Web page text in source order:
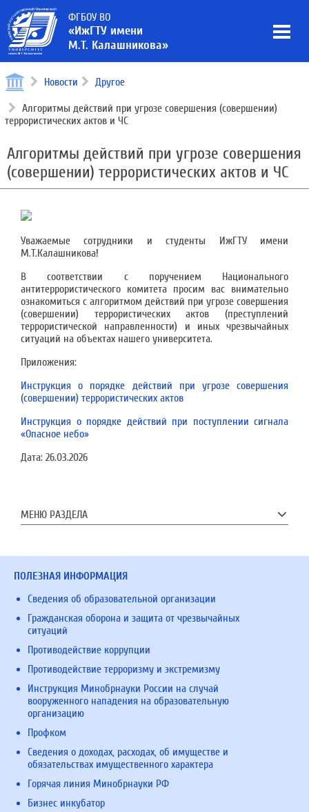
ФГБОУ ВО
«ИжГТУ имени
М.Т. Калашникова»
Новости Другое
Алгоритмы действий при угрозе совершения (совершении)
террористических актов и ЧС
Алгоритмы действий при угрозе совершения
(совершении) террористических актов и ЧС
Уважаемые сотрудники и студенты ИжГТУ имени
М.Т.Калашникова!
В соответствии с поручением Национального
антитеррористического комитета просим вас внимательно
ознакомиться с алгоритмом действий при угрозе совершения
(совершении) террористических актов (преступлений
террористической направленности) и иных чрезвычайных
ситуаций на объектах нашего университета.
Приложения:
Инструкция о порядке действий при угрозе совершения
(совершении) террористических актов
Инструкция о порядке действий при поступлении сигнала
«Опасное небо»
Дата: 26.03.2026
МЕНЮ РАЗДЕЛА
ПОЛЕЗНАЯ ИНФОРМАЦИЯ
Сведения об образовательной организации
Гражданская оборона и защита от чрезвычайных
ситуаций
Противодействие коррупции
Противодействие терроризму и экстремизму
Инструкция Минобрнауки России на случай
вооруженного нападения на образовательную
организацию
Профком
Сведения о доходах, расходах, об имуществе и
обязательствах имущественного характера
Горячая линия Минобрнауки РФ
Бизнес инкубатор